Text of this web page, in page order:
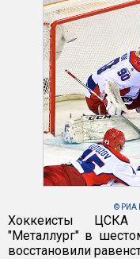
© РИА
Хоккеисты ЦСКА
"Металлург" в
восстановили